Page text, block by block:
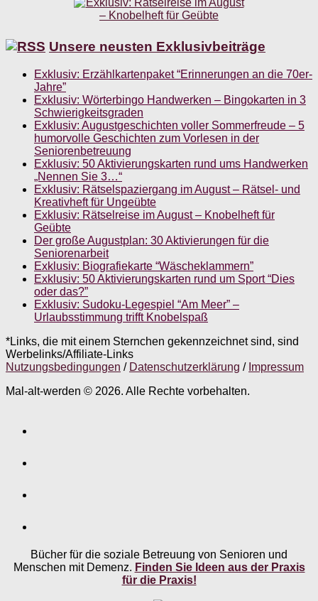
Unsere neusten Exklusivbeiträge
Exklusiv: Erzählkartenpaket “Erinnerungen an die 70er-
Jahre”
Exklusiv: Wörterbingo Handwerken – Bingokarten in 3
Schwierigkeitsgraden
Exklusiv: Augustgeschichten voller Sommerfreude – 5
humorvolle Geschichten zum Vorlesen in der
Seniorenbetreuung
Exklusiv: 50 Aktivierungskarten rund ums Handwerken
„Nennen Sie 3…“
Exklusiv: Rätselspaziergang im August – Rätsel- und
Kreativheft für Ungeübte
Exklusiv: Rätselreise im August – Knobelheft für
Geübte
Der große Augustplan: 30 Aktivierungen für die
Seniorenarbeit
Exklusiv: Biografiekarte “Wäscheklammern”
Exklusiv: 50 Aktivierungskarten rund um Sport “Dies
oder das?”
Exklusiv: Sudoku-Legespiel “Am Meer” –
Urlaubsstimmung trifft Knobelspaß
*Links, die mit einem Sternchen gekennzeichnet sind, sind
Werbelinks/Affiliate-Links
Nutzungsbedingungen / Datenschutzerklärung / Impressum
Mal-alt-werden © 2026. Alle Rechte vorbehalten.
Bücher für die soziale Betreuung von Senioren und
Menschen mit Demenz. Finden Sie Ideen aus der Praxis
für die Praxis!